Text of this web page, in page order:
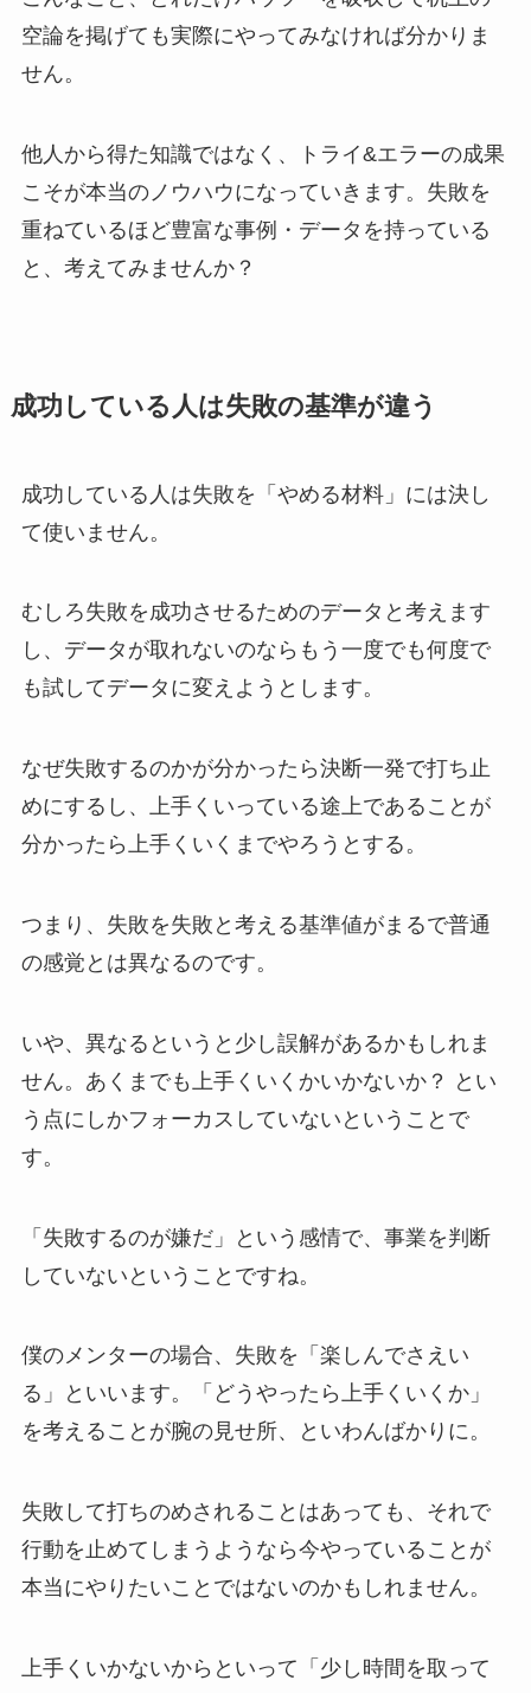
空論を掲げても実際にやってみなければ分かりま
せん。
他人から得た知識ではなく、トライ&エラーの成果
こそが本当のノウハウになっていきます。失敗を
重ねているほど豊富な事例・データを持っている
と、考えてみませんか？
成功している人は失敗の基準が違う
成功している人は失敗を「やめる材料」には決し
て使いません。
むしろ失敗を成功させるためのデータと考えます
し、データが取れないのならもう一度でも何度で
も試してデータに変えようとします。
なぜ失敗するのかが分かったら決断一発で打ち止
めにするし、上手くいっている途上であることが
分かったら上手くいくまでやろうとする。
つまり、失敗を失敗と考える基準値がまるで普通
の感覚とは異なるのです。
いや、異なるというと少し誤解があるかもしれま
せん。あくまでも上手くいくかいかないか？ とい
う点にしかフォーカスしていないということで
す。
「失敗するのが嫌だ」という感情で、事業を判断
していないということですね。
僕のメンターの場合、失敗を「楽しんでさえい
る」といいます。「どうやったら上手くいくか」
を考えることが腕の見せ所、といわんばかりに。
失敗して打ちのめされることはあっても、それで
行動を止めてしまうようなら今やっていることが
本当にやりたいことではないのかもしれません。
上手くいかないからといって「少し時間を取って